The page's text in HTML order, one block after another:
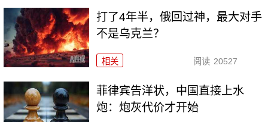
打了4年半，俄回过神，最大对手
不是乌克兰？
相关 阅读 20527
菲律宾告洋状，中国直接上水
炮：炮灰代价才开始